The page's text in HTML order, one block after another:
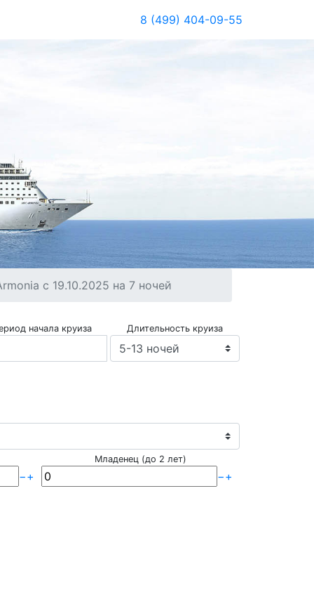
8 (499) 404-09-55
с 19.10.2025 на 7 ночей
начала круиза Длительность круиза
−+
Младенец (до 2 лет)
−+